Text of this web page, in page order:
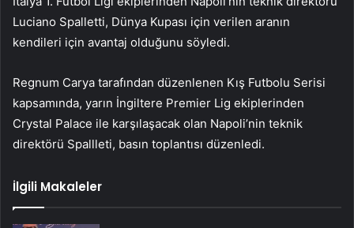
Luciano Spalletti, Dünya Kupası için verilen aranın
kendileri için avantaj olduğunu söyledi.
Regnum Carya tarafından düzenlenen Kış Futbolu Serisi
kapsamında, yarın İngiltere Premier Lig ekiplerinden
Crystal Palace ile karşılaşacak olan Napoli’nin teknik
direktörü Spallleti, basın toplantısı düzenledi.
İlgili Makaleler